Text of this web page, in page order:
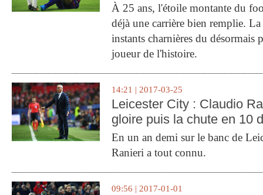
À 25 ans, l'étoile montante du
déjà une carrière bien remplie.
instants charnières du désormais
joueur de l'histoire.
14:21 | 2017-03-25
Leicester City : Claudio
gloire puis la chute en 10
En un an demi sur le banc de
Ranieri a tout connu.
09:56 | 2017-01-01